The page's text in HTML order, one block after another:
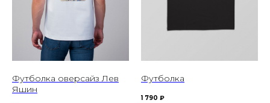
Футболка оверсайз Лев
Яшин
Футболка
1 790 ₽